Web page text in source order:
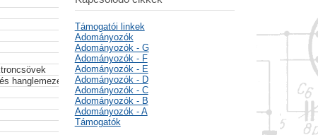
hanglemezek, kazetták, könyv
Támogatói linkek
Adományozók
Adományozók - G
Adományozók - F
Adományozók - E
Adományozók - D
Adományozók - C
Adományozók - B
Adományozók - A
Támogatók